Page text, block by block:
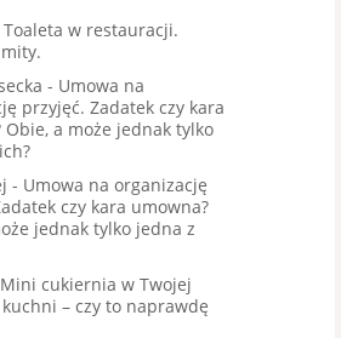
Toaleta w restauracji.
- Umowa na
przyjęć. Zadatek czy kara
Obie, a może jednak tylko
- Umowa na organizację
czy kara umowna?
jednak tylko jedna z
Mini cukiernia w Twojej
– czy to naprawdę